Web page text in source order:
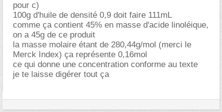
pour c)
100g d'huile de densité 0,9 doit faire 111mL
comme ça contient 45% en masse d'acide linoléique,
on a 45g de ce produit
la masse molaire étant de 280,44g/mol (merci le
Merck Index) ça représente 0,16mol
ce qui donne une concentration conforme au texte
je te laisse digérer tout ça